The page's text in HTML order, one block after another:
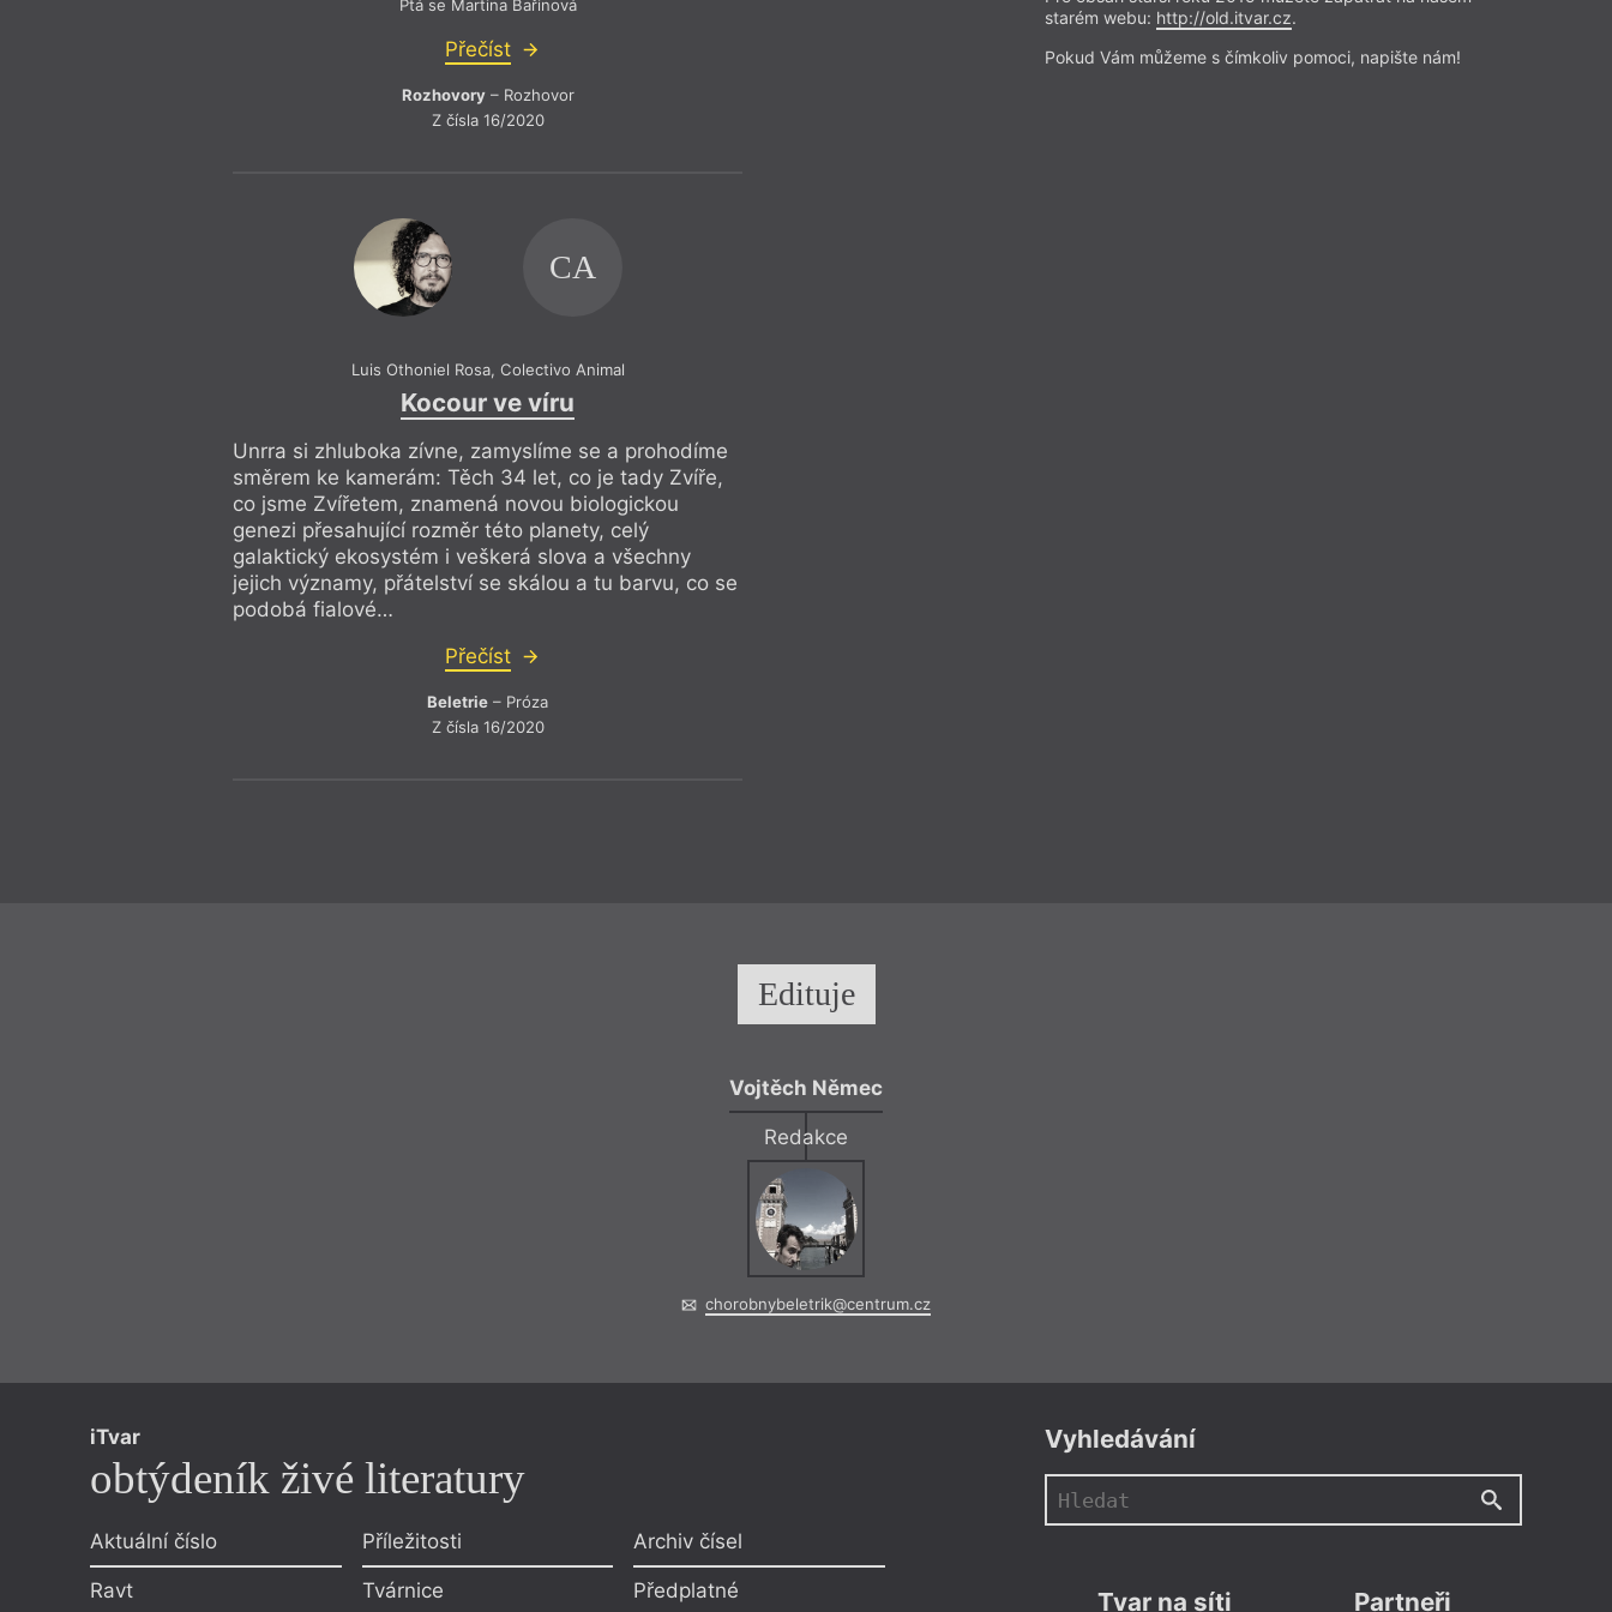
(Pryč s Gargamelem!) a v obou jazycích sklidila
svém třetím experimentálním románu
Ptá se Martina Bařinová
Přečíst
Rozhovory– Rozhovor
Z čísla 16/2020
CA
Luis Othoniel Rosa, Colectivo Animal
Kocour ve víru
Unrra si zhluboka zívne, zamyslíme se a prohodíme
směrem ke kamerám: Těch 34 let, co je tady Zvíře,
co jsme Zvířetem, znamená novou biologickou
genezi přesahující rozměr této planety, celý
galaktický ekosystém i veškerá slova a všechny
jejich významy, přátelství se skálou a tu barvu, co se
podobá fialové…
Přečíst
Beletrie – Próza
Z čísla 16/2020
starém webu: http://old.itvar.cz.
Pokud Vám můžeme s čímkoliv pomoci, napište nám!
Edituje
Vojtěch Němec
Redakce
chorobnybeletrik@centrum.cz
iTvar
obtýdeník živé literatury
Aktuální číslo
Ravt
Příležitosti
Tvárnice
Archiv čísel
Předplatné
Vyhledávání
Tvar na síti Partneři